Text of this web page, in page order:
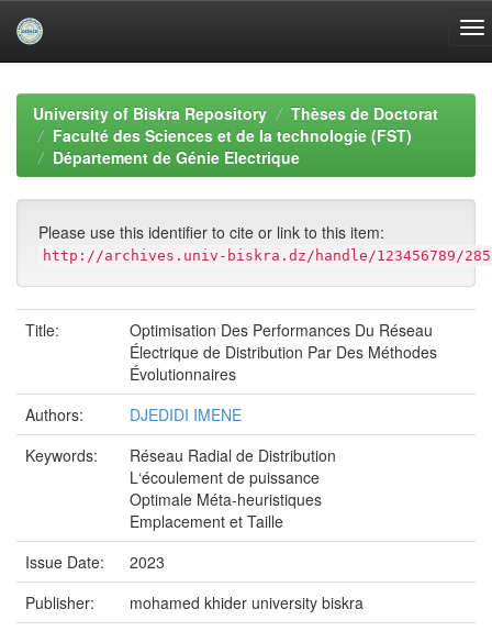
navigationUniversity of Biskra Repository
Thèses de Doctorat
Faculté des Sciences et de la technologie (FST)
Département de Génie Electrique
Please use this identifier to cite or link to this item:
http://archives.univ-biskra.dz/handle/123456789/
Title:
Optimisation Des Performances Du Réseau
Électrique de Distribution Par Des Méthodes
Évolutionnaires
Authors:
DJEDIDI IMENE
Keywords:
Réseau Radial de Distribution
L‘écoulement de puissance
Optimale Méta-heuristiques
Emplacement et Taille
Issue Date:
2023
Publisher:
mohamed khider university biskra